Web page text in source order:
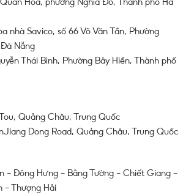
Quan Hoa, phường Nghĩa Đô, Thành phố Hà
nhà Savico, số 66 Võ Văn Tần, Phường
Đà Nẵng
Thái Bình, Phường Bảy Hiền, Thành phố
Quảng Châu, Trung Quốc
Dong Road, Quảng Châu, Trung Quốc
– Đông Hưng – Bằng Tường – Chiết Giang –
– Thượng Hải